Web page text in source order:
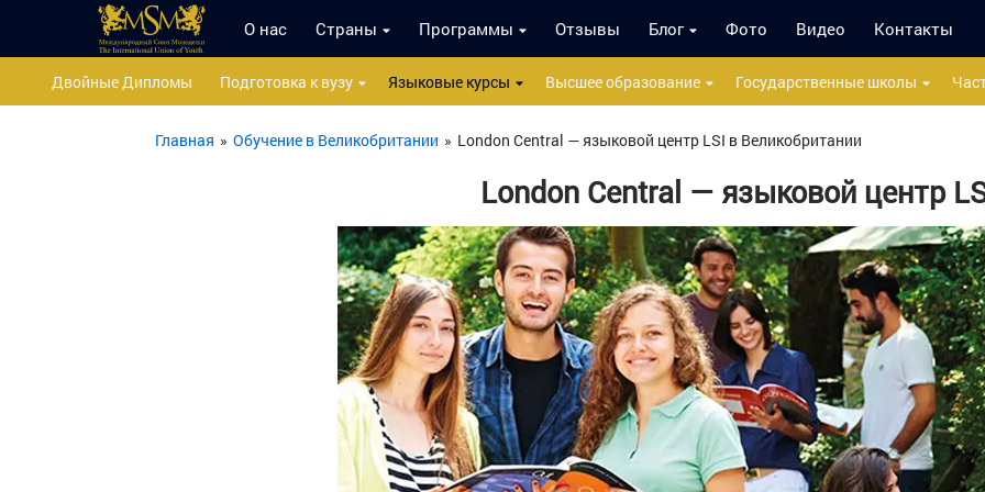
О нас Страны Программы Отзывы Блог Фото Видео Контакты
Двойные Дипломы Подготовка к вузу Языковые курсы Высшее образование Государственные школы
Главная » Обучение в Великобритании » London Central — языковой центр LSI в Великобритании
London Central — языковой центр